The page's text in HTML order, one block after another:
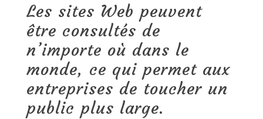
Les sites Web peuvent
être consultés de
n’importe où dans le
monde, ce qui permet aux
entreprises de toucher un
public plus large.